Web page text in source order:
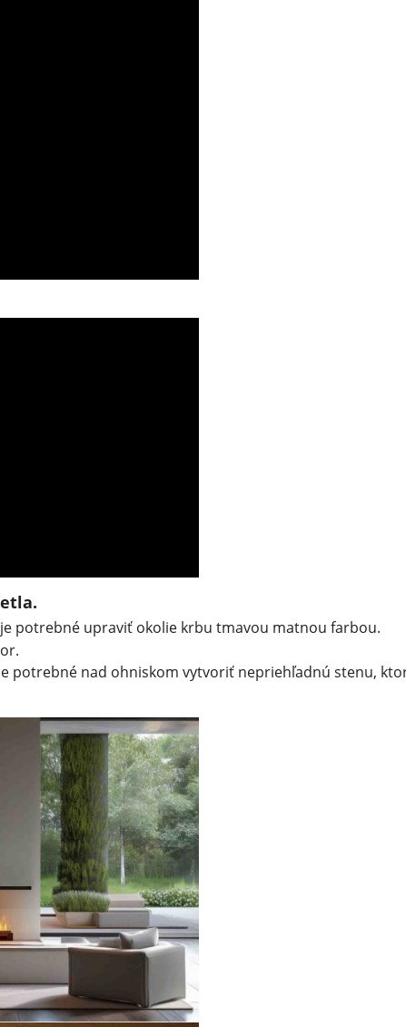
potrebné upraviť okolie krbu tmavou matnou farbou.
potrebné nad ohniskom vytvoriť nepriehľadnú stenu,